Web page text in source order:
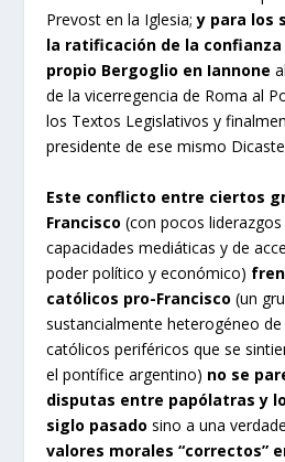
Prevost en la Iglesia; y para los
la ratificación de la
propio Bergoglio en Iannone
de la vicerregencia de Roma al
los Textos Legislativos y
presidente de ese mismo
Este conflicto entre ciertos
Francisco (con pocos
capacidades mediáticas y de
poder político y económico)
católicos pro-Francisco (un
sustancialmente heterogéneo
católicos periféricos que se
el pontífice argentino) no se
disputas entre papólatras y
siglo pasado sino a una
valores morales “correctos”